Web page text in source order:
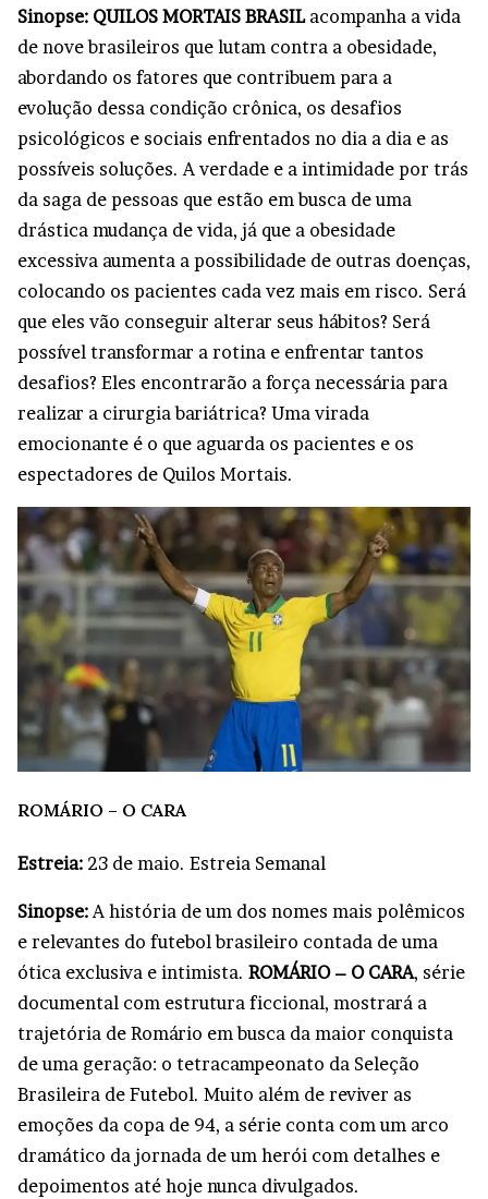
Sinopse: QUILOS MORTAIS BRASILacompanha a vida
de nove brasileiros que lutam contra a obesidade,
abordando os fatores que contribuem para a
evolução dessa condição crônica, os desafios
psicológicos e sociais enfrentados no dia a dia e as
possíveis soluções. A verdade e a intimidade por trás
da saga de pessoas que estão em busca de uma
drástica mudança de vida, já que a obesidade
excessiva aumenta a possibilidade de outras doenças,
colocando os pacientes cada vez mais em risco. Será
que eles vão conseguir alterar seus hábitos? Será
possível transformar a rotina e enfrentar tantos
desafios? Eles encontrarão a força necessária para
realizar a cirurgia bariátrica? Uma virada
emocionante é o que aguarda os pacientes e os
espectadores de Quilos Mortais.
ROMÁRIO – O CARA
Estreia: 23 de maio. Estreia Semanal
Sinopse:A história de um dos nomes mais polêmicos
e relevantes do futebol brasileiro contada de uma
ótica exclusiva e intimista. ROMÁRIO – O CARA, série
documental com estrutura ficcional, mostrará a
trajetória de Romário em busca da maior conquista
de uma geração: o tetracampeonato da Seleção
Brasileira de Futebol. Muito além de reviver as
emoções da copa de 94, a série conta com um arco
dramático da jornada de um herói com detalhes e
depoimentos até hoje nunca divulgados.